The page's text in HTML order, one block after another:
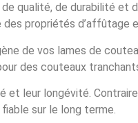
qualité, de durabilité et
propriétés d’affûtage
de vos lames de
des couteaux
leur longévité.
sur le long terme.